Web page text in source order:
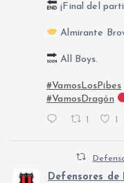
¡Final del
Almirante
All Boys.
#VamosLosPibes
#VamosDragón
1 1
Defensores